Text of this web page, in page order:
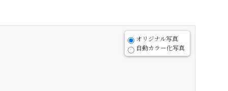
オリジナル写真
自動カラー化写真